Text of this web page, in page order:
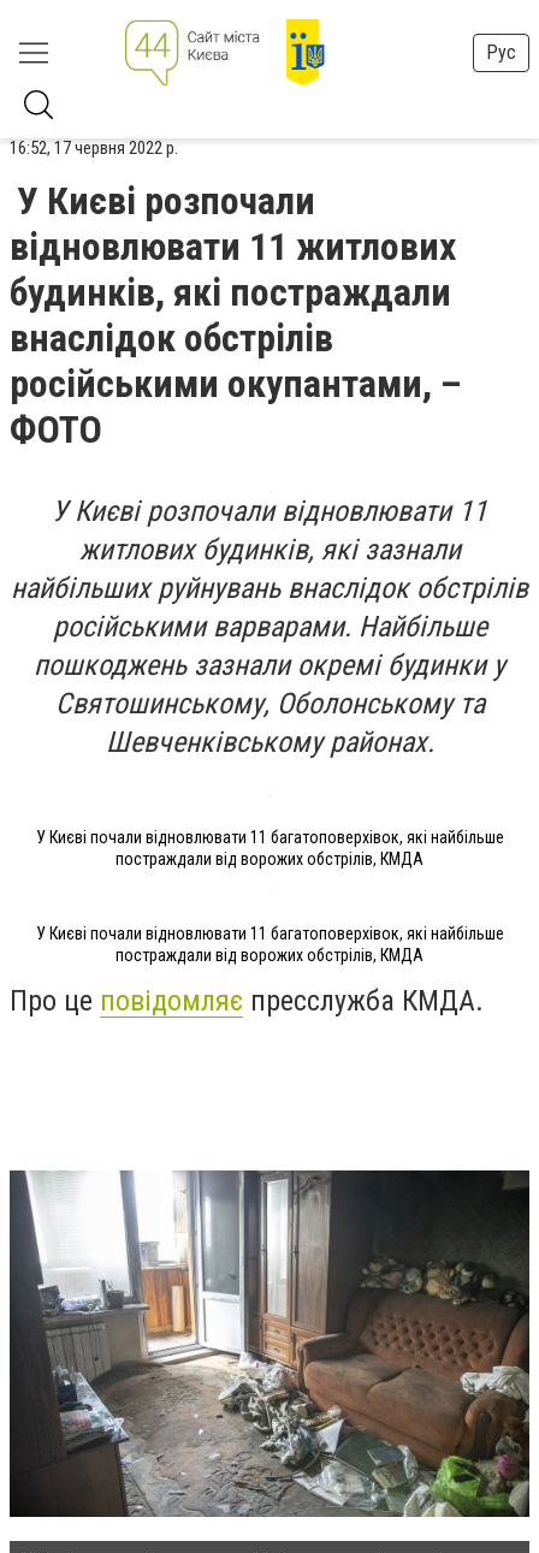
Рус
16:52, 17 червня 2022 р.
У Києві розпочали
відновлювати 11 житлових
будинків, які постраждали
внаслідок обстрілів
російськими окупантами, –
ФОТО
У Києві розпочали відновлювати 11
житлових будинків, які зазнали
найбільших руйнувань внаслідок обстрілів
російськими варварами. Найбільше
пошкоджень зазнали окремі будинки у
Святошинському, Оболонському та
Шевченківському районах.
У Києві почали відновлювати 11 багатоповерхівок, які найбільше
постраждали від ворожих обстрілів, КМДА
У Києві почали відновлювати 11 багатоповерхівок, які найбільше
постраждали від ворожих обстрілів, КМДА
Про це повідомляє пресслужба КМДА.